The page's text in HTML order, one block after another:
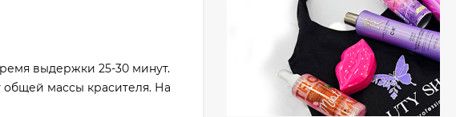
выдержки 25-30 минут.
общей массы красителя. На